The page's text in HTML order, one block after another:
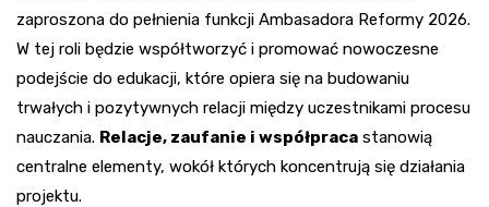
zaproszona do pełnienia funkcji Ambasadora Reformy 2026.
W tej roli będzie współtworzyć i promować nowoczesne
podejście do edukacji, które opiera się na budowaniu
trwałych i pozytywnych relacji między uczestnikami procesu
nauczania. Relacje, zaufanie i współpraca stanowią
centralne elementy, wokół których koncentrują się działania
projektu.